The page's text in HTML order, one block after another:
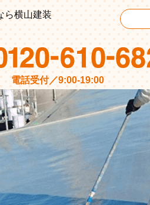
電話受付／9:00-19:00
ら横山建装